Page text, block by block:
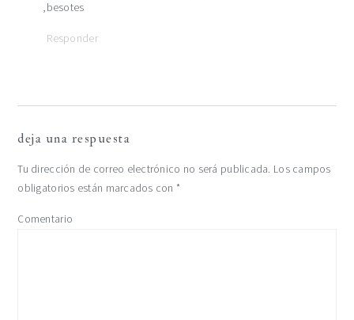
,besotes
Responder
deja una respuesta
Tu dirección de correo electrónico no será publicada. Los campos
obligatorios están marcados con *
Comentario